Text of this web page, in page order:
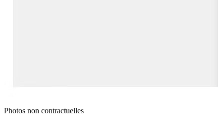
Photos non contractuelles